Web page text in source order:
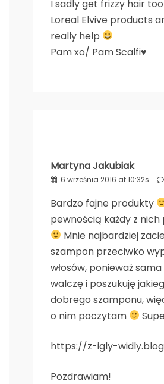
I sadly get frizzy hair
Loreal Elvive products
really help
Pam xo/ Pam Scalfi♥
Martyna Jakubiak
6 września 2016 at 10:32s
Bardzo fajne produkty
pewnością każdy z
Mnie najbardziej
szampon przeciwko
włosów, ponieważ
walczę i poszukuję
dobrego szamponu,
o nim poczytam
https://z-igly-
Pozdrawiam!